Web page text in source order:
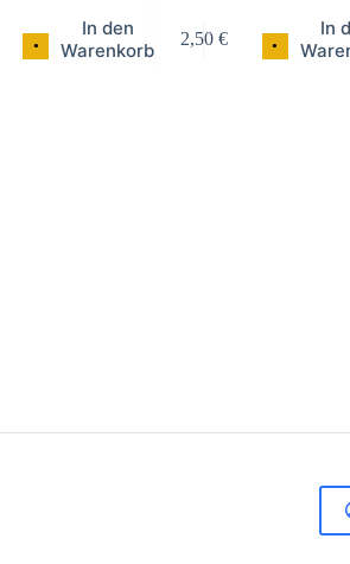
•
In den
Warenkorb
•
2,50 €
In